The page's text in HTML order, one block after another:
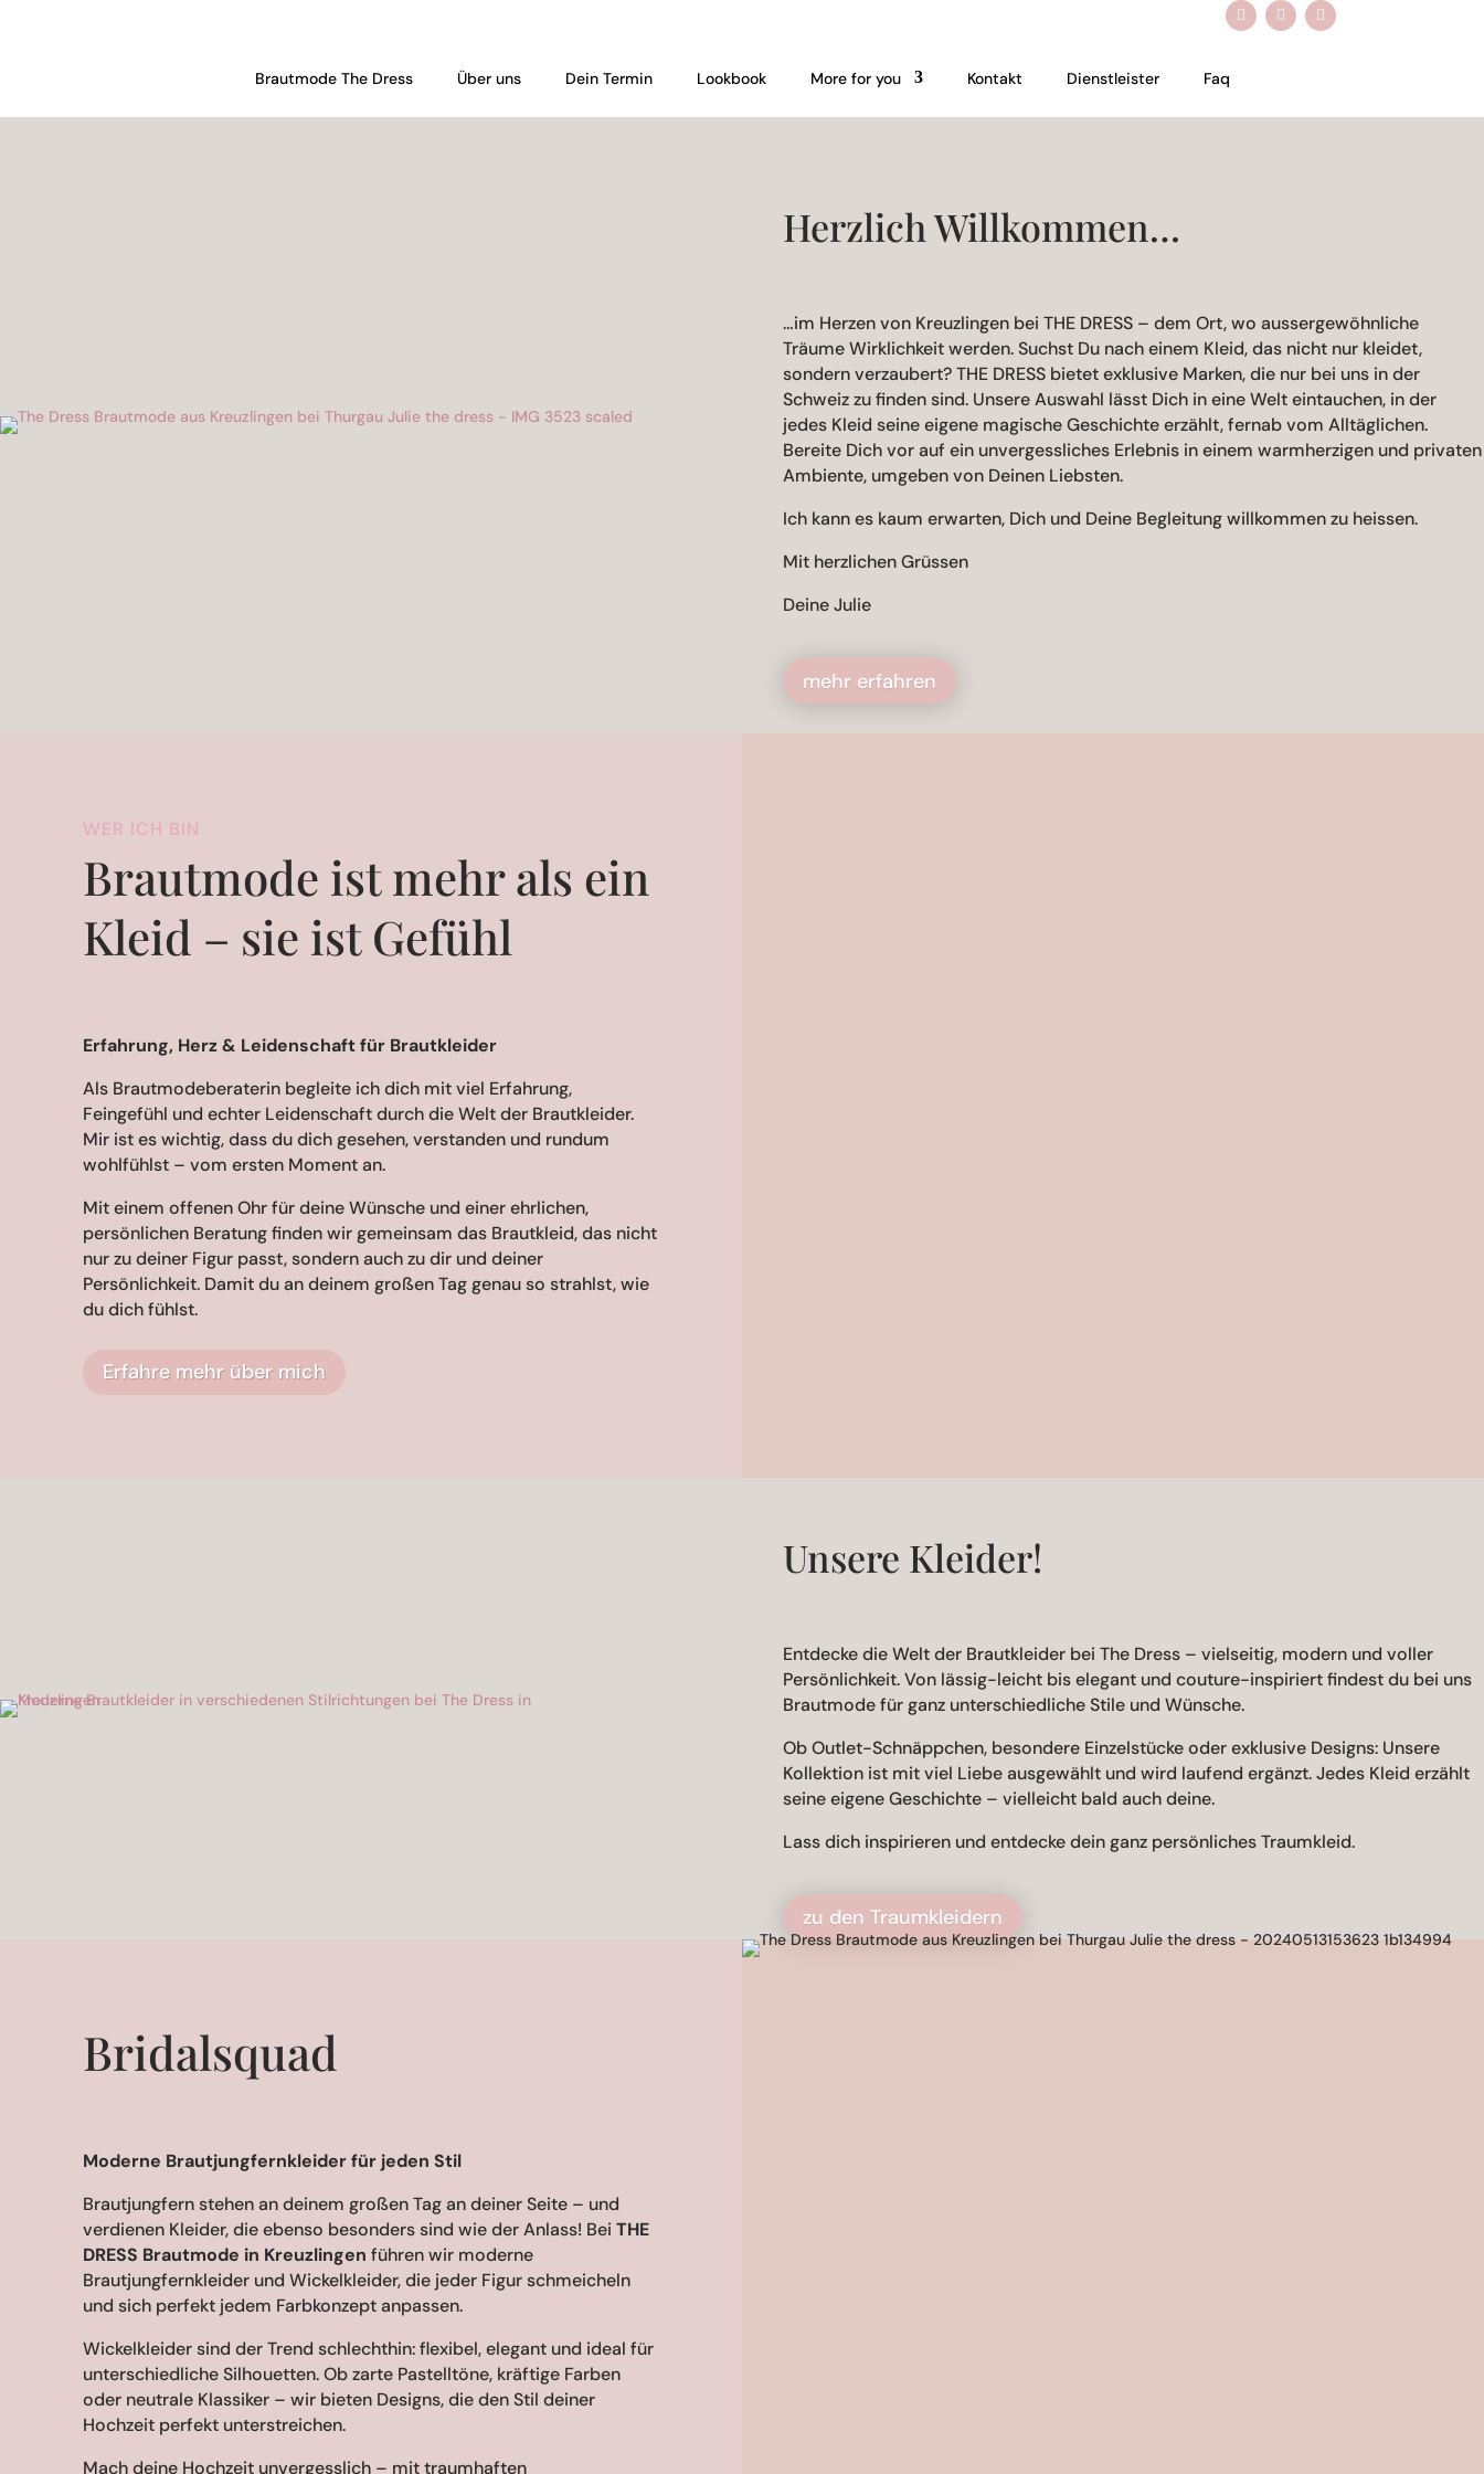
Brautmode The Dress Über uns Dein Termin Lookbook More for you Kontakt Dienstleister Faq
Herzlich Willkommen…
…im Herzen von Kreuzlingen bei THE DRESS – dem Ort, wo aussergewöhnliche
Träume Wirklichkeit werden. Suchst Du nach einem Kleid, das nicht nur kleidet,
sondern verzaubert? THE DRESS bietet exklusive Marken, die nur bei uns in der
Schweiz zu finden sind. Unsere Auswahl lässt Dich in eine Welt eintauchen, in der
jedes Kleid seine eigene magische Geschichte erzählt, fernab vom Alltäglichen.
Bereite Dich vor auf ein unvergessliches Erlebnis in einem warmherzigen und privaten
Ambiente, umgeben von Deinen Liebsten.
Ich kann es kaum erwarten, Dich und Deine Begleitung willkommen zu heissen.
Mit herzlichen Grüssen
Deine Julie
mehr erfahren
WER ICH BIN
Brautmode ist mehr als ein
Kleid – sie ist Gefühl
Erfahrung, Herz & Leidenschaft für Brautkleider
Als Brautmodeberaterin begleite ich dich mit viel Erfahrung,
Feingefühl und echter Leidenschaft durch die Welt der Brautkleider.
Mir ist es wichtig, dass du dich gesehen, verstanden und rundum
wohlfühlst – vom ersten Moment an.
Mit einem offenen Ohr für deine Wünsche und einer ehrlichen,
persönlichen Beratung finden wir gemeinsam das Brautkleid, das nicht
nur zu deiner Figur passt, sondern auch zu dir und deiner
Persönlichkeit. Damit du an deinem großen Tag genau so strahlst, wie
du dich fühlst.
Erfahre mehr über mich
Unsere Kleider!
Entdecke die Welt der Brautkleider bei The Dress – vielseitig, modern und voller
Persönlichkeit. Von lässig-leicht bis elegant und couture-inspiriert findest du bei uns
Brautmode für ganz unterschiedliche Stile und Wünsche.
Ob Outlet-Schnäppchen, besondere Einzelstücke oder exklusive Designs: Unsere
Kollektion ist mit viel Liebe ausgewählt und wird laufend ergänzt. Jedes Kleid erzählt
seine eigene Geschichte – vielleicht bald auch deine.
Lass dich inspirieren und entdecke dein ganz persönliches Traumkleid.
zu den Traumkleidern
Bridalsquad
Moderne Brautjungfernkleider für jeden Stil
Brautjungfern stehen an deinem großen Tag an deiner Seite – und
verdienen Kleider, die ebenso besonders sind wie der Anlass! Bei THE
DRESS Brautmode in Kreuzlingen führen wir moderne
Brautjungfernkleider und Wickelkleider, die jeder Figur schmeicheln
und sich perfekt jedem Farbkonzept anpassen.
Wickelkleider sind der Trend schlechthin: flexibel, elegant und ideal für
unterschiedliche Silhouetten. Ob zarte Pastelltöne, kräftige Farben
oder neutrale Klassiker – wir bieten Designs, die den Stil deiner
Hochzeit perfekt unterstreichen.
Mach deine Hochzeit unvergesslich – mit traumhaften